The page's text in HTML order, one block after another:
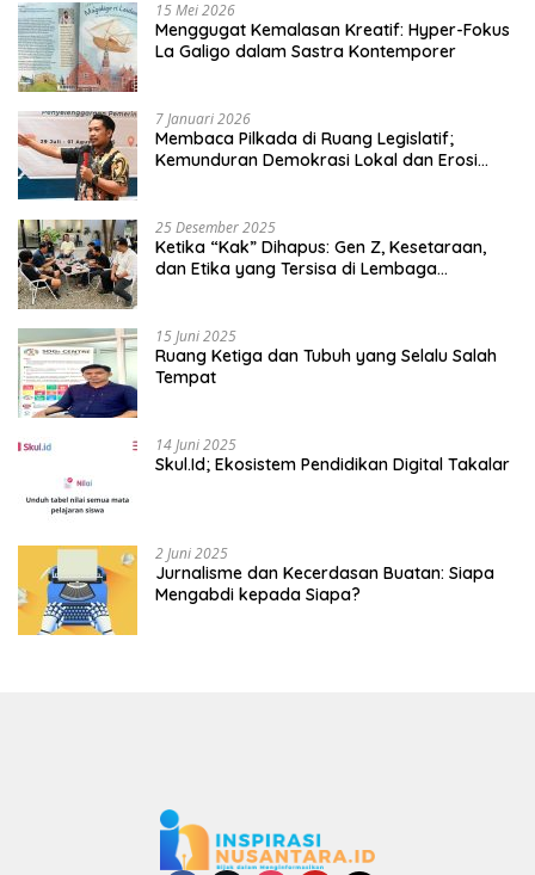
15 Mei 2026
Menggugat Kemalasan Kreatif: Hyper-Fokus
La Galigo dalam Sastra Kontemporer
7 Januari 2026
Membaca Pilkada di Ruang Legislatif;
Kemunduran Demokrasi Lokal dan Erosi
25 Desember 2025
Ketika “Kak” Dihapus: Gen Z, Kesetaraan,
dan Etika yang Tersisa di Lembaga
15 Juni 2025
Ruang Ketiga dan Tubuh yang Selalu Salah
Tempat
14 Juni 2025
Skul.Id; Ekosistem Pendidikan Digital Takalar
2 Juni 2025
Jurnalisme dan Kecerdasan Buatan: Siapa
Mengabdi kepada Siapa?